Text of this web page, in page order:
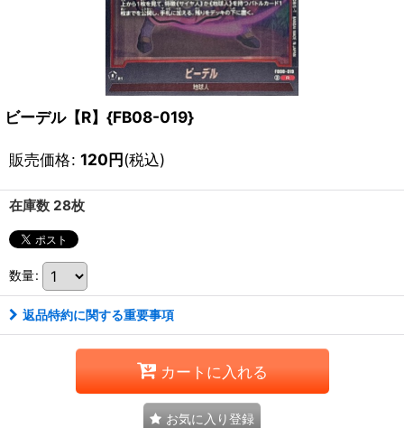
ビーデル【R】{FB08-019}
販売価格: 120円(税込)
在庫数 28枚
数量:
返品特約に関する重要事項
カートに入れる
お気に入り登録